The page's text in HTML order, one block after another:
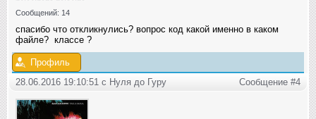
Сообщений: 14
спасибо что откликнулись? вопрос код какой именно в каком
файле? классе ?
Профиль
28.06.2016 19:10:51 с Нуля до Гуру
Сообщение #4